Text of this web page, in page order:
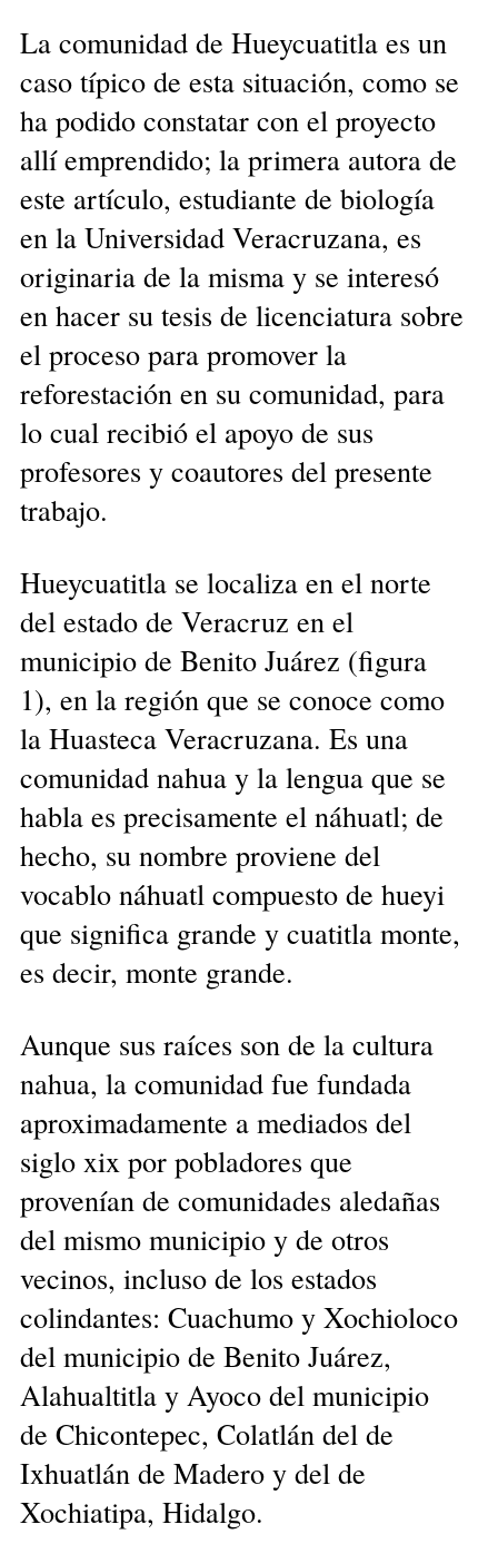
La comunidad de Hueycuatitla es un
caso típico de esta situación, como se
ha podido constatar con el proyecto
allí emprendido; la primera autora de
este artículo, estudiante de biología
en la Universidad Veracruzana, es
originaria de la misma y se interesó
en hacer su tesis de licenciatura sobre
el proceso para promover la
reforestación en su comunidad, para
lo cual recibió el apoyo de sus
profesores y coautores del presente
trabajo.
Hueycuatitla se localiza en el norte
del estado de Veracruz en el
municipio de Benito Juárez (figura
1), en la región que se conoce como
la Huasteca Veracruzana. Es una
comunidad nahua y la lengua que se
habla es precisamente el náhuatl; de
hecho, su nombre proviene del
vocablo náhuatl compuesto de hueyi
que significa grande y cuatitla monte,
es decir, monte grande.
Aunque sus raíces son de la cultura
nahua, la comunidad fue fundada
aproximadamente a mediados del
siglo xix por pobladores que
provenían de comunidades aledañas
del mismo municipio y de otros
vecinos, incluso de los estados
colindantes: Cuachumo y Xochioloco
del municipio de Benito Juárez,
Alahualtitla y Ayoco del municipio
de Chicontepec, Colatlán del de
Ixhuatlán de Madero y del de
Xochiatipa, Hidalgo.